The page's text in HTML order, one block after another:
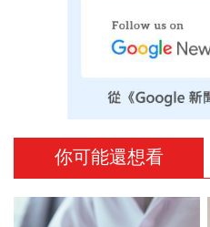
你可能還想看